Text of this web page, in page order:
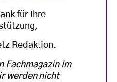
für Ihre
Redaktion.
Fachmagazin im
werden nicht